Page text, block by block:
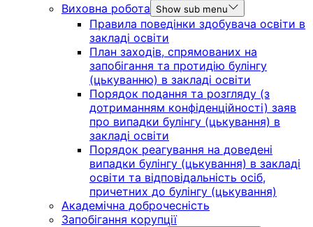
Виховна робота
Show sub menu
Правила поведінки здобувача освіти в
закладі освіти
План заходів, спрямованих на
запобігання та протидію булінгу
(цькуванню) в закладі освіти
Порядок подання та розгляду (з
дотриманням конфіденційності) заяв
про випадки булінгу (цькування) в
закладі освіти
Порядок реагування на доведені
випадки булінгу (цькування) в закладі
освіти та відповідальність осіб,
причетних до булінгу (цькування)
Академічна доброчесність
Запобігання корупції